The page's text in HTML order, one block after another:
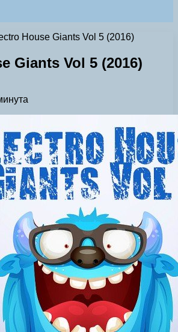
House Giants Vol 5 (2016)
Giants Vol 5 (2016)